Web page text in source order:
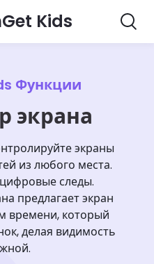
Kids
Функции
экрана
экраны
из любого места.
следы.
предлагает экран
времени, который
делая видимость